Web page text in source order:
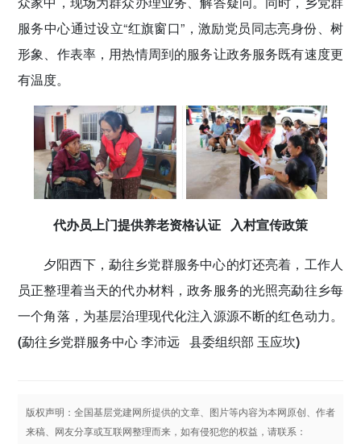
服务中心通过设立“红旗窗口”，激励党员同志亮身份、树
形象、作表率，用热情周到的服务让政务服务既有速度更
有温度。
代办员上门提供养老资格认证 入村宣传政策
夕阳西下，勐往乡党群服务中心的灯还亮着，工作人
员正整理着当天的代办材料，政务服务的光照亮勐往乡每
一个角落，为基层治理现代化注入源源不断的红色动力。
(勐往乡党群服务中心 李沛远 县委组织部 玉应坎)
版权声明：全国基层党建网所提供的文章、图片等内容为本网原创、作者
来稿、网友分享或互联网整理而来，如有侵犯您的权益，请联系：